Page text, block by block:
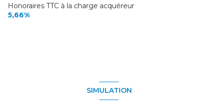
Honoraires TTC à la charge acquéreur
5,66%
SIMULATION